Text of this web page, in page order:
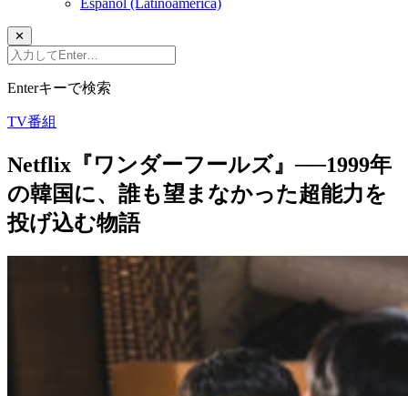
Español (Latinoamérica)
✕
Enterキーで検索
TV番組
Netflix『ワンダーフールズ』──1999年
の韓国に、誰も望まなかった超能力を
投げ込む物語